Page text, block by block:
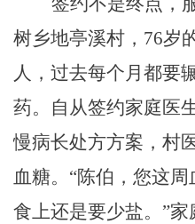
树乡地亭溪村， 76岁
人，过去每个月都要
药。自从签约家庭医
慢病长处方方案，村
血糖。“陈伯，您这
食上还是要少盐。”